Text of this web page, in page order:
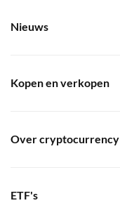
Nieuws
Kopen en verkopen
Over cryptocurrency
ETF's